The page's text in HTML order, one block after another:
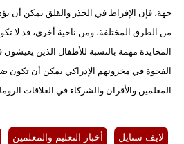
جهة، فإن الإفراط في الحذر والقلق يمكن أن
من الطرق المختلفة، ومن ناحية أخرى، قد لا
المحايدة مهمة بالنسبة للأطفال الذين
الفجوة في مخزونهم الإدراكي يمكن أن تكون
المعلمين والأقران والشركاء في العلاقات
لايف ستايل أخبار التعليم والمعلمين